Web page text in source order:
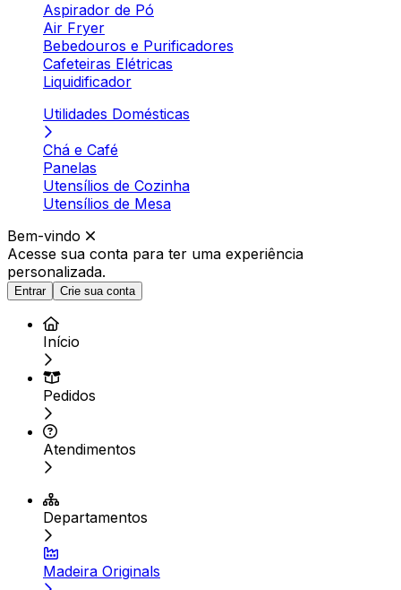
Aspirador de Pó
Air Fryer
Bebedouros e Purificadores
Cafeteiras Elétricas
Liquidificador
Utilidades Domésticas
Chá e Café
Panelas
Utensílios de Cozinha
Utensílios de Mesa
Bem-vindo
Acesse sua conta para ter uma experiência
personalizada.
Entrar Crie sua conta
Início
Pedidos
Atendimentos
Departamentos
Madeira Originals